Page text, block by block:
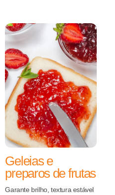
Geleias e
preparos de frutas
Garante brilho, textura estável